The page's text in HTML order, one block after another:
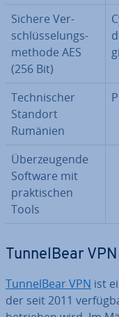
Sichere Ver­
schlüs­se­lungs­
me­tho­de AES
(256 Bit)
Tech­ni­scher
Standort
Rumänien
Über­zeu­gen­de
Software mit
prak­ti­schen
Tools
Tun­nel­Bear VPN
Tun­nel­Bear VPN ist
der seit 2011